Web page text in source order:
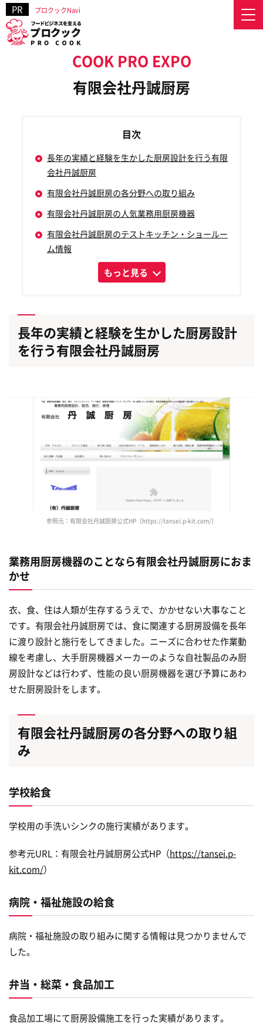
プロクックNavi
プロクックNavi 有限会社丹誠厨房
有限会社丹誠厨房
長年の実績と経験を生かした厨房設計を行う有限
会社丹誠厨房
有限会社丹誠厨房の各分野への取り組み
有限会社丹誠厨房の人気業務用厨房機器
有限会社丹誠厨房のテストキッチン・ショールー
ム情報
もっと見る
長年の実績と経験を生かした厨房設計
を行う有限会社丹誠厨房
参照元：有限会社丹誠厨房公式HP（https://tansei.p-kit.com/）
業務用厨房機器のことなら有限会社丹誠厨房におま
かせ
衣、食、住は人類が生存するうえで、かかせない大事なこと
です。有限会社丹誠厨房では、食に関連する厨房設備を長年
に渡り設計と施行をしてきました。ニーズに合わせた作業動
線を考慮し、大手厨房機器メーカーのような自社製品のみ厨
房設計などは行わず、性能の良い厨房機器を選び予算にあわ
せた厨房設計をします。
有限会社丹誠厨房の各分野への取り組
み
学校給食
学校用の手洗いシンクの施行実績があります。
参考元URL：有限会社丹誠厨房公式HP（https://tansei.p-
kit.com/）
病院・福祉施設の給食
病院・福祉施設の取り組みに関する情報は見つかりませんで
した。
弁当・総菜・食品加工
食品加工場にて厨房設備施工を行った実績があります。